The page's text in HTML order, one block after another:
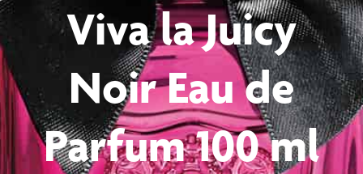
Viva la Juicy
Noir Eau de
Parfum 100 ml